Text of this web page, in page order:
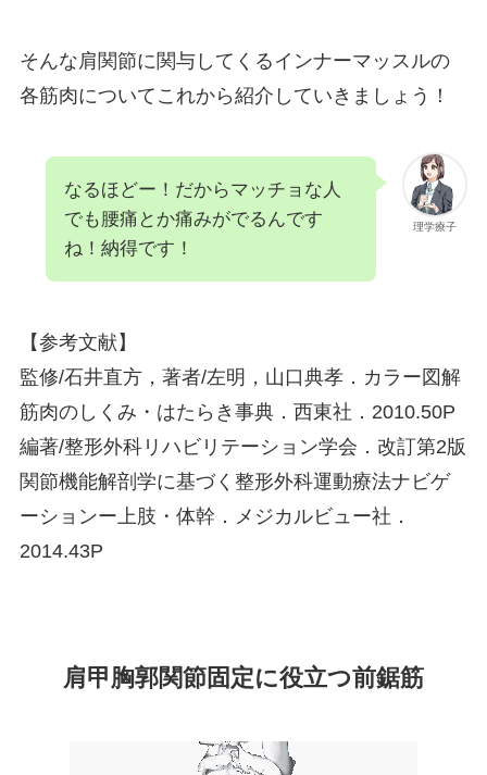
そんな肩関節に関与してくるインナーマッスルの
各筋肉についてこれから紹介していきましょう！
理学療子
なるほどー！だからマッチョな人
でも腰痛とか痛みがでるんです
ね！納得です！
【参考文献】
監修/石井直方，著者/左明，山口典孝．カラー図解
筋肉のしくみ・はたらき事典．西東社．2010.50P
編著/整形外科リハビリテーション学会．改訂第2版
関節機能解剖学に基づく整形外科運動療法ナビゲ
ーションー上肢・体幹．メジカルビュー社．
2014.43P
肩甲胸郭関節固定に役立つ前鋸筋